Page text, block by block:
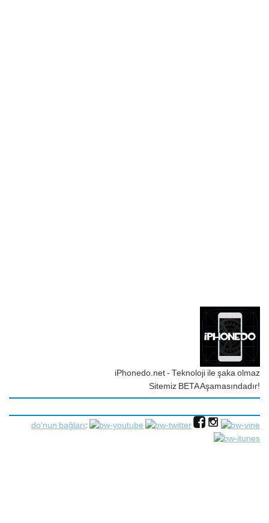
iPhonedo.net - Teknoloji ile şaka olmaz
Sitemiz BETA Aşamasındadır!
do'nun bağları: